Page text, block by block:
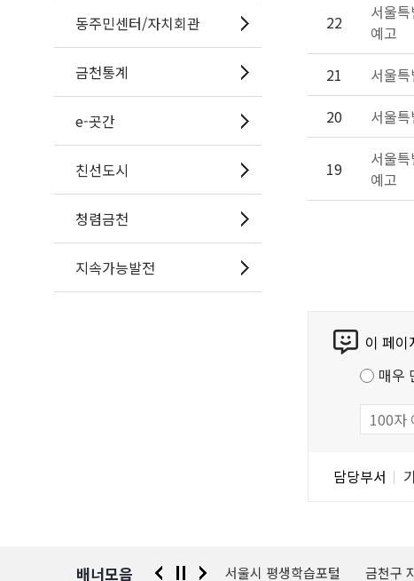
동주민센터/자치회관
금천통계
e-곳간
친선도시
청렴금천
지속가능발전
22
서울
예고
21 서울
20
서울
19
서울
예고
이 페이
매우
담당부서
배너모음
경찰청 유실물 통합포털 서울시 평생학습포털 금천구